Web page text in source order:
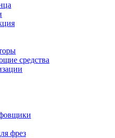
средства
фрез